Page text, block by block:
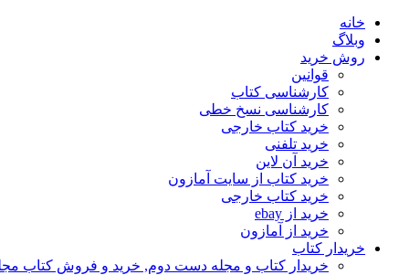
خانه
وبلاگ
روش خرید
قوانین
کارشناسی کتاب
کارشناسی نسخ خطی
خرید کتاب خارجی
خرید تلفنی
خرید آن لاین
خرید کتاب از سایت آمازون
خرید کتاب خارجی
خرید از ebay
خرید از آمازون
خریدار کتاب
خریدار کتاب و مجله دست دوم, خرید و فروش کتاب